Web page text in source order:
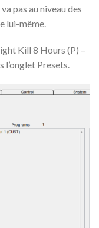
pas au niveau des
lui-même.
Kill 8 Hours (P) –
l’onglet Presets.